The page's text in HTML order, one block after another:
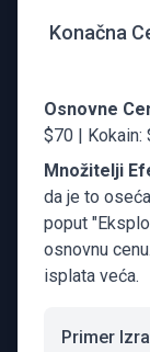
Konačna
Osnovne
$70 | Kokain:
Množitelji
da je to
poput
osnovnu
isplata veća.
Primer